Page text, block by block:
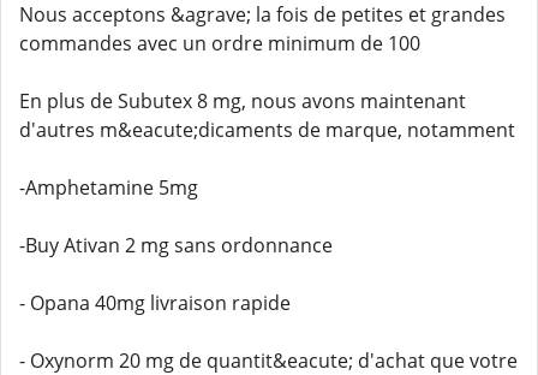
Nous acceptons &agrave; la fois de petites et grandes
commandes avec un ordre minimum de 100
En plus de Subutex 8 mg, nous avons maintenant
d'autres m&eacute;dicaments de marque, notamment
-Amphetamine 5mg
-Buy Ativan 2 mg sans ordonnance
- Opana 40mg livraison rapide
- Oxynorm 20 mg de quantit&eacute; d'achat que votre